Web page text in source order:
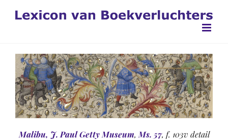
naar
Malibu, J. Paul Getty Museum, Ms. 57, f. 103v detail